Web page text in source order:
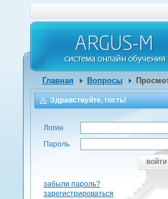
Главная Вопросы
Здравствуйте, гость!
Логин
Пароль
войти
забыли пароль?
зарегистрироваться